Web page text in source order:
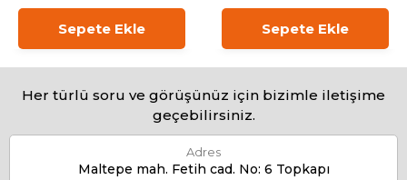
Sepete Ekle Sepete Ekle
Her türlü soru ve görüşünüz için bizimle iletişime
geçebilirsiniz.
Adres
Maltepe mah. Fetih cad. No: 6 Topkapı